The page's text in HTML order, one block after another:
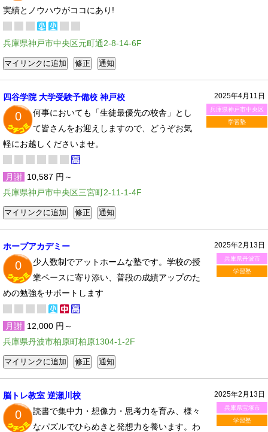
実績とノウハウがココにあり!
兵庫県神戸市中央区元町通2-8-14-6F
2025年4月11日
兵庫県神戸市中央区
学習塾
四谷学院 大学受験予備校 神戸校
0
何事においても「生徒最優先の校舎」とし
て皆さんをお迎えしますので、どうぞお気
軽にお越しくださいませ。
月謝 10,587 円～
兵庫県神戸市中央区三宮町2-11-1-4F
2025年2月13日
兵庫県丹波市
学習塾
ホープアカデミー
0
少人数制でアットホームな塾です。学校の授
業ペースに寄り添い、普段の成績アップのた
めの勉強をサポートします
月謝 12,000 円～
兵庫県丹波市柏原町柏原1304-1-2F
2025年2月13日
兵庫県宝塚市
学習塾
脳トレ教室 逆瀬川校
0
読書で集中力・想像力・思考力を育み、様々
なパズルでひらめきと発想力を養います。わ